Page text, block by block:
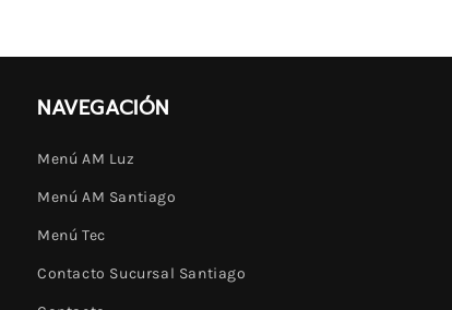
NAVEGACIÓN
Menú AM Luz
Menú AM Santiago
Menú Tec
Contacto Sucursal Santiago